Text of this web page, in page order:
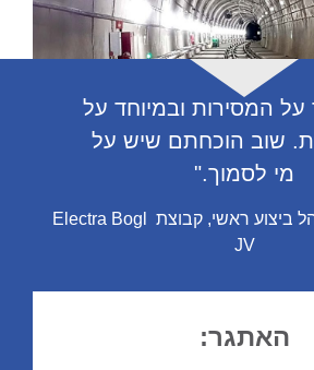
על המסירות ובמיוחד על
שוב הוכחתם שיש על
מי לסמוך."
מנהל ביצוע ראשי, קבוצת Electra Bogl
JV
האתגר: